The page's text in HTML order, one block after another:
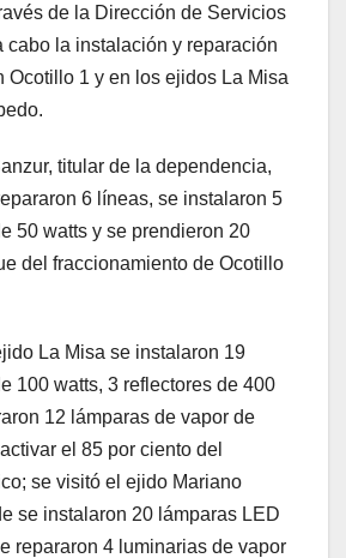
de la Dirección de Servicios
cabo la instalación y reparación
Ocotillo 1 y en los ejidos La Misa
titular de la dependencia,
6 líneas, se instalaron 5
50 watts y se prendieron 20
del fraccionamiento de Ocotillo
La Misa se instalaron 19
100 watts, 3 reflectores de 400
12 lámparas de vapor de
el 85 por ciento del
se visitó el ejido Mariano
se instalaron 20 lámparas LED
repararon 4 luminarias de vapor